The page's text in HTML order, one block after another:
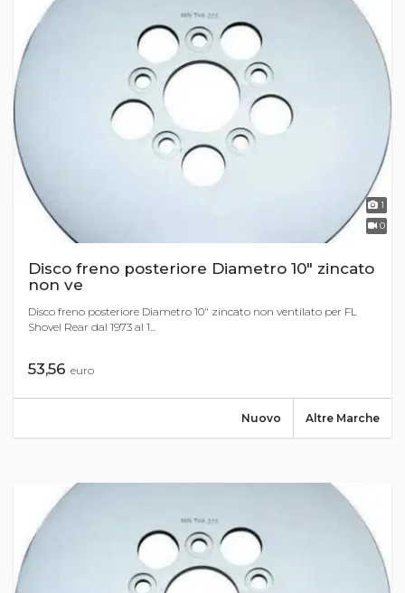
1
0
Disco freno posteriore Diametro 10" zincato
non ve
Disco freno posteriore Diametro 10" zincato non ventilato per FL
Shovel Rear dal 1973 al 1...
53,56 euro
Altre Marche
Nuovo